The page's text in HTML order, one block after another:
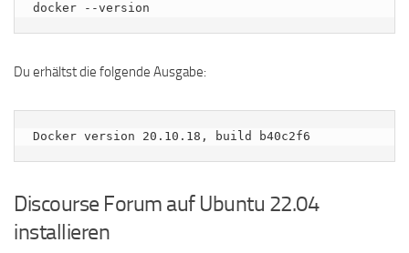
docker --version
Du erhältst die folgende Ausgabe:
Discourse Forum auf Ubuntu 22.04
installieren